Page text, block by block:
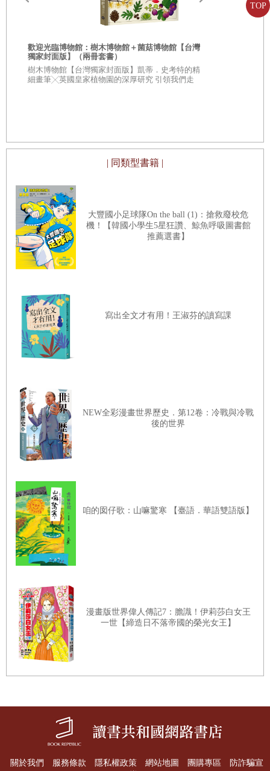
TOP
④ 寫下你的成就感日記！
STEP3 試著寫下自己的感受
好好釋放內心的感受
從自我肯定感的角度出發，關懷孩子、鼓勵孩子吧。
首先，最重要的是傾聽孩子的心聲。透過接納孩子的想法，
認真傾聽，才能培養他們的自我肯定感。當孩子發現你願意
此，即使每天只有十分鐘，也請專注地面對孩子，認真聽他
自我肯定感需要透過成就感來培養。當孩子親身感受到「我
做到了！」「我成功了！」，這些體驗會逐漸累積他們的自
信。關鍵在於，這些事情都是由孩子自主選擇並完成，而不
是被他人所強迫。
們會感受到強烈的成就感。如果這時能獲得你的讚美，他們
會更加確認這份成就感。因此，請不要吝嗇表達你的讚美與
喜悅，並且對他們說：「你做到了！」「你成功了！」
自我肯定感的根基，源於感受到被愛的安心感。請帶著笑容
起去戶外踏青……盡可能共同體驗生命中的美好時光。
此外，請多摸摸孩子的頭，擁抱他們，和他們擊掌，多些肢
體接觸。當你凝視著孩子的眼睛說話，你的愛也能傳達到他
們心底。就算只是一件微不足道的小事，也請充分表達出你
就能建立起安穩的自信。請給孩子一個能安心做自己的環
境，讓他知道自己永遠有歸屬。
歡迎光臨博物館：樹木博物館＋菌菇博物館【台灣
獨家封面版】（兩冊套書）
樹木博物館【台灣獨家封面版】凱蒂．史考特的精
細畫筆╳英國皇家植物園的深厚研究 引領我們走
| 同類型書籍 |
大豐國小足球隊On the ball (1)：搶救廢校危
機！【韓國小學生5星狂讚、鯨魚呼吸圖書館
推薦選書】
寫出全文才有用！王淑芬的讀寫課
NEW全彩漫畫世界歷史．第12卷：冷戰與冷戰
後的世界
咱的囡仔歌：山嘛驚寒 【臺語．華語雙語版】
漫畫版世界偉人傳記7：膽識！伊莉莎白女王
一世【締造日不落帝國的榮光女王】
關於我們 服務條款 隱私權政策 網站地圖 團購專區
防詐騙宣